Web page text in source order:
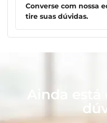
Converse com nossa
tire suas dúvidas.
Ainda